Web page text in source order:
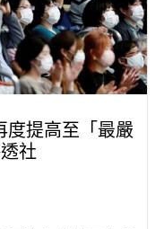
度提高至「最嚴
社